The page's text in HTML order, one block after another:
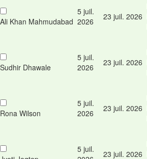
Ali Khan Mahmudabad
5 juil.
2026
23 juil. 2026
Sudhir Dhawale
5 juil.
2026
23 juil. 2026
Rona Wilson
5 juil.
2026
23 juil. 2026
5 juil.
23 juil. 2026